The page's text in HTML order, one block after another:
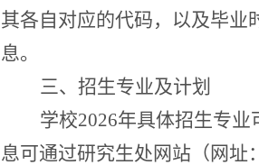
其各自对应的代码，以及毕业
息。
三、招生专业及计划
学校2026年具体招生专业
息可通过研究生处网站 （网址：